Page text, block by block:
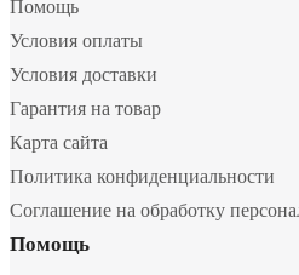
Помощь
Условия оплаты
Условия доставки
Гарантия на товар
Карта сайта
Политика конфиденциальности
Соглашение на обработку
Помощь